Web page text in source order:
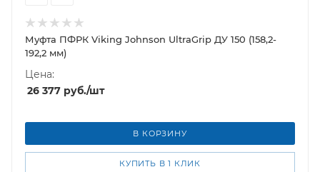
Муфта ПФРК Viking Johnson UltraGrip ДУ 150 (158,2-
192,2 мм)
Цена:
26 377 руб./шт
В КОРЗИНУ
КУПИТЬ В 1 КЛИК